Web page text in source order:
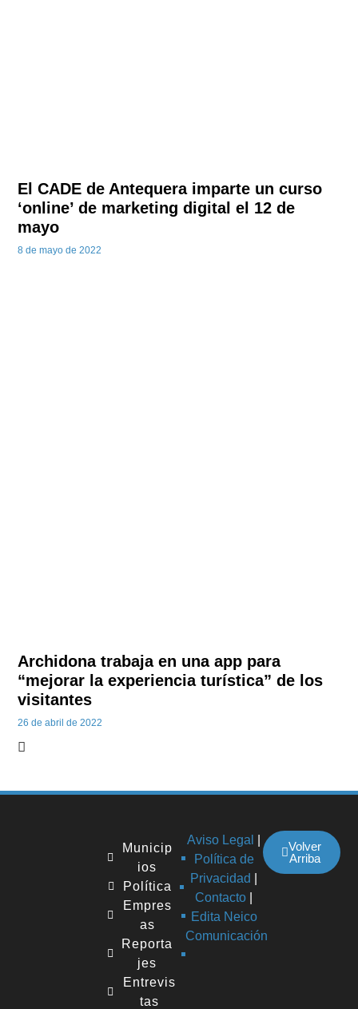
El CADE de Antequera imparte un curso
‘online’ de marketing digital el 12 de
mayo
8 de mayo de 2022
Archidona trabaja en una app para
“mejorar la experiencia turística” de los
visitantes
26 de abril de 2022
Municip
ios
Política
Empres
as
Reporta
jes
Entrevis
tas
Aviso Legal
Política de
Privacidad
Contacto
Edita Neico
Comunicación
Volver
Arriba